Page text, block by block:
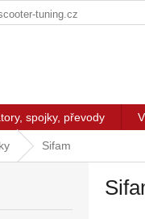
tuning.cz
spojky, převody
Sifam